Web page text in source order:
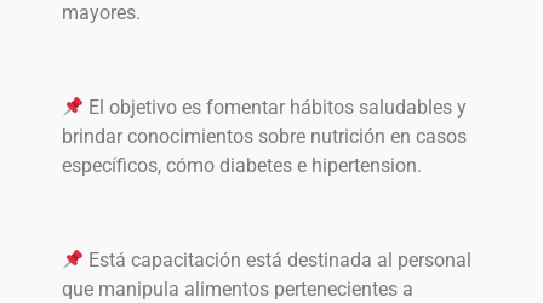
mayores.
El objetivo es fomentar hábitos saludables y
brindar conocimientos sobre nutrición en casos
específicos, cómo diabetes e hipertension.
Está capacitación está destinada al personal
que manipula alimentos pertenecientes a